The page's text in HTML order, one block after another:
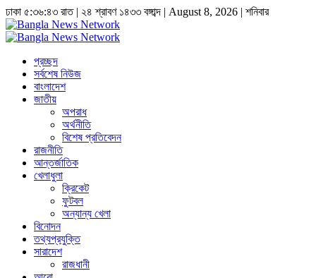
ঢাকা ৫:৩৬:৪৩ রাত| ২৪ শ্রাবণ ১৪৩৩ বঙ্গাব্দ | August 8, 2026 | শনিবার
প্রচ্ছদ
সর্বশেষ নিউজ
বাংলাদেশ
জাতীয়
অপরাধ
অর্থনীতি
বিশেষ প্রতিবেদন
রাজনীতি
আন্তর্জাতিক
খেলাধুলা
ক্রিকেট
ফুটবল
অন্যান্য খেলা
বিনোদন
তথ্যপ্রযুক্তি
সারাদেশ
রাজধানী